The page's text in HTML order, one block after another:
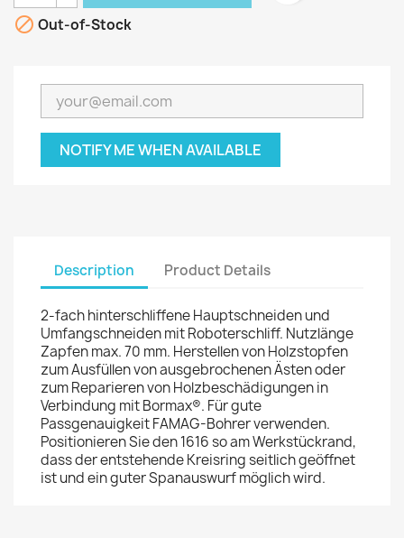
 Out-of-Stock
NOTIFY ME WHEN AVAILABLE
Description Product Details
2-fach hinterschliffene Hauptschneiden und
Umfangschneiden mit Roboterschliff. Nutzlänge
Zapfen max. 70 mm. Herstellen von Holzstopfen
zum Ausfüllen von ausgebrochenen Ästen oder
zum Reparieren von Holzbeschädigungen in
Verbindung mit Bormax®. Für gute
Passgenauigkeit FAMAG-Bohrer verwenden.
Positionieren Sie den 1616 so am Werkstückrand,
dass der entstehende Kreisring seitlich geöffnet
ist und ein guter Spanauswurf möglich wird.